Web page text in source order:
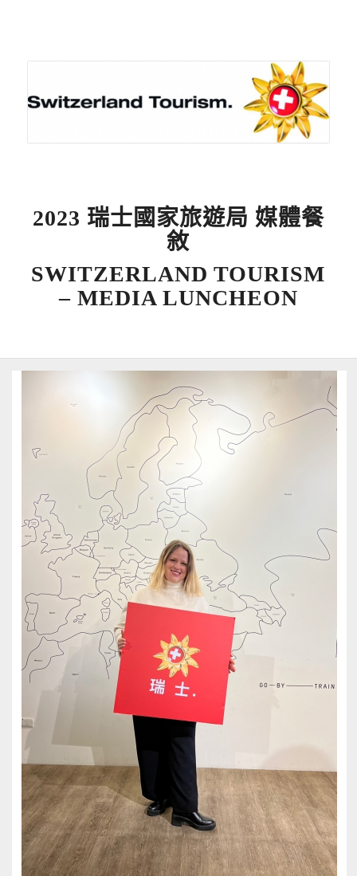
2023 瑞士國家旅遊局 媒體餐
敘
SWITZERLAND TOURISM
– MEDIA LUNCHEON